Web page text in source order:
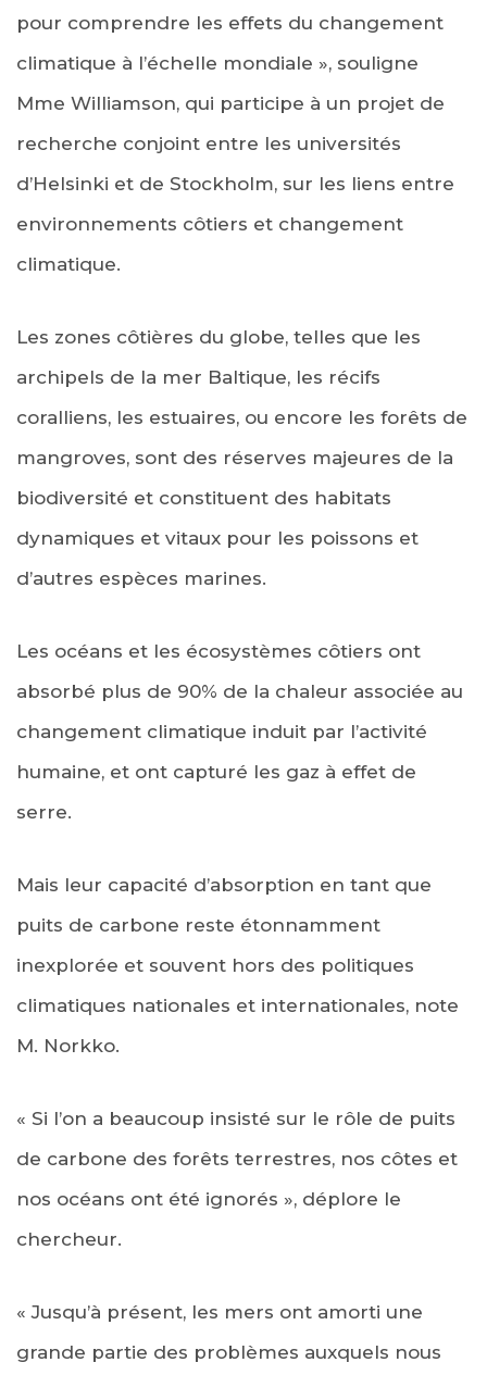
pour comprendre les effets du changement
climatique à l’échelle mondiale », souligne
Mme Williamson, qui participe à un projet de
recherche conjoint entre les universités
d’Helsinki et de Stockholm, sur les liens entre
environnements côtiers et changement
climatique.
Les zones côtières du globe, telles que les
archipels de la mer Baltique, les récifs
coralliens, les estuaires, ou encore les forêts de
mangroves, sont des réserves majeures de la
biodiversité et constituent des habitats
dynamiques et vitaux pour les poissons et
d’autres espèces marines.
Les océans et les écosystèmes côtiers ont
absorbé plus de 90% de la chaleur associée au
changement climatique induit par l’activité
humaine, et ont capturé les gaz à effet de
serre.
Mais leur capacité d’absorption en tant que
puits de carbone reste étonnamment
inexplorée et souvent hors des politiques
climatiques nationales et internationales, note
M. Norkko.
« Si l’on a beaucoup insisté sur le rôle de puits
de carbone des forêts terrestres, nos côtes et
nos océans ont été ignorés », déplore le
chercheur.
« Jusqu’à présent, les mers ont amorti une
grande partie des problèmes auxquels nous